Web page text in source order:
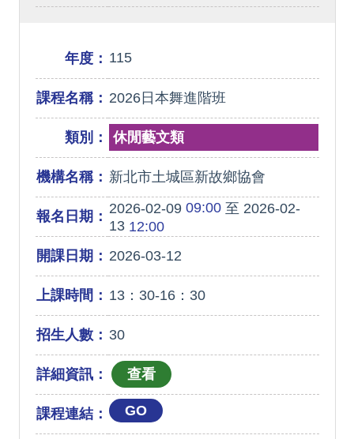
年度： 115
課程名稱： 2026日本舞進階班
類別： 休閒藝文類
機構名稱： 新北市土城區新故鄉協會
報名日期： 2026-02-0909:00至 2026-02-
1312:00
開課日期： 2026-03-12
上課時間： 13：30-16：30
招生人數： 30
詳細資訊：
課程連結： GO